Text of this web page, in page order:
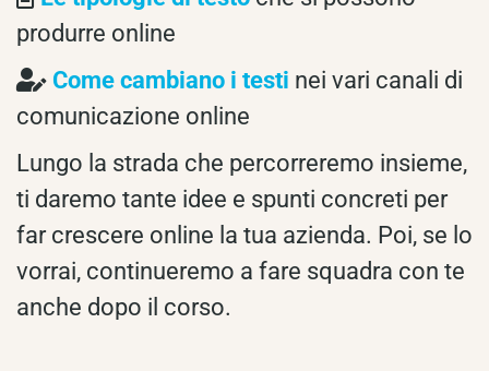
produrre online
Come cambiano i testi nei vari canali di
comunicazione online
Lungo la strada che percorreremo insieme,
ti daremo tante idee e spunti concreti per
far crescere online la tua azienda. Poi, se lo
vorrai, continueremo a fare squadra con te
anche dopo il corso.